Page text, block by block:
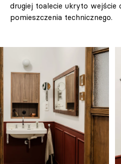
drugiej toalecie ukryto wejście
pomieszczenia technicznego.